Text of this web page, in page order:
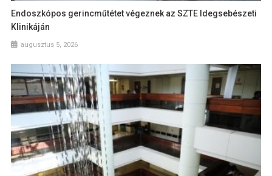
Endoszkópos gerincműtétet végeznek az SZTE Idegsebészeti
Klinikáján
augusztus 5, 2026